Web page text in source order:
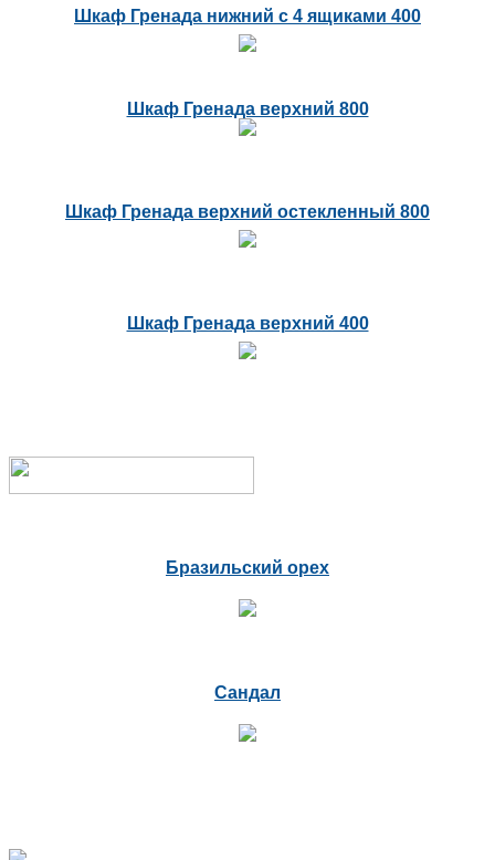
Шкаф Гренада нижний с 4 ящиками 400
Шкаф Гренада верхний 800
Шкаф Гренада верхний остекленный 800
Шкаф Гренада верхний 400
Бразильский орех
Сандал